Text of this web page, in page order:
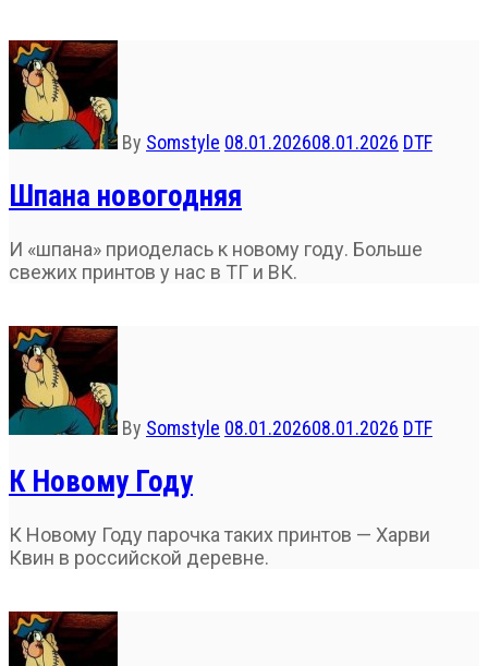
By Somstyle 08.01.202608.01.2026 DTF
Шпана новогодняя
И «шпана» приоделась к новому году. Больше
свежих принтов у нас в ТГ и ВК.
By Somstyle 08.01.202608.01.2026 DTF
К Новому Году
К Новому Году парочка таких принтов — Харви
Квин в российской деревне.